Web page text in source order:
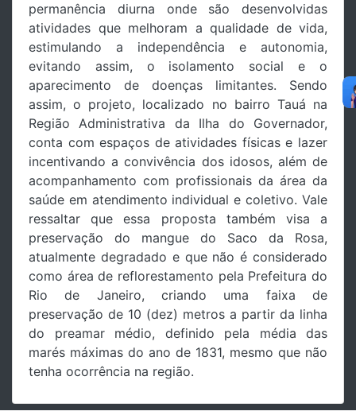
permanência diurna onde são desenvolvidas
atividades que melhoram a qualidade de vida,
estimulando a independência e autonomia,
evitando assim, o isolamento social e o
aparecimento de doenças limitantes. Sendo
assim, o projeto, localizado no bairro Tauá na
Região Administrativa da Ilha do Governador,
conta com espaços de atividades físicas e lazer
incentivando a convivência dos idosos, além de
acompanhamento com profissionais da área da
saúde em atendimento individual e coletivo. Vale
ressaltar que essa proposta também visa a
preservação do mangue do Saco da Rosa,
atualmente degradado e que não é considerado
como área de reflorestamento pela Prefeitura do
Rio de Janeiro, criando uma faixa de
preservação de 10 (dez) metros a partir da linha
do preamar médio, definido pela média das
marés máximas do ano de 1831, mesmo que não
tenha ocorrência na região.